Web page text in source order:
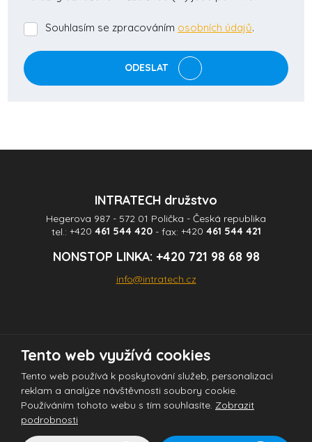
Souhlasím
zpracováním
osobních
údajů.
Souhlasím se zpracováním osobních údajů.
ODESLAT
odeslat.
INTRATECH družstvo
Hegerova 987 - 572 01 Polička - Česká republika
tel.: +420 461 544 420- fax: +420 461 544 421
NONSTOP LINKA: +420 721 98 68 98
info@intratech.cz
© 2026 INTRATECH družstvo - všechna práva vyhrazena
Tento web je chráněn pomocí Google ReCAPTCHA a platí pro něj
zásady ochrany osobních údajů
společnosti Google.
Tento web využívá cookies
Tento web používá k poskytování služeb, personalizaci
reklam a analýze návštěvnosti soubory cookie.
Používáním tohoto webu s tím souhlasíte. Zobrazit
podrobnosti